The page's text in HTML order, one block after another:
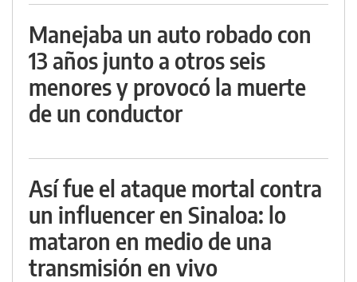
Manejaba un auto robado con
13 años junto a otros seis
menores y provocó la muerte
de un conductor
Así fue el ataque mortal contra
un influencer en Sinaloa: lo
mataron en medio de una
transmisión en vivo